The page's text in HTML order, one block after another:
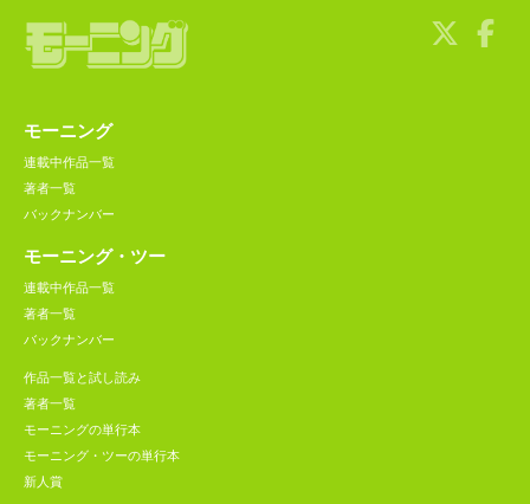
モーニング
連載中作品一覧
著者一覧
バックナンバー
モーニング・ツー
連載中作品一覧
著者一覧
バックナンバー
作品一覧と試し読み
著者一覧
モーニングの単行本
モーニング・ツーの単行本
新人賞